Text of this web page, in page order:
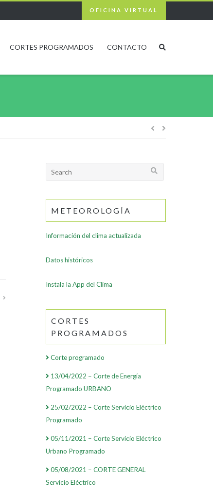
OFICINA VIRTUAL
CORTES PROGRAMADOS CONTACTO
de
Search
METEOROLOGÍA
Información del clima actualizada
Datos históricos
Instala la App del Clima
CORTES
PROGRAMADOS
Corte programado
13/04/2022 – Corte de Energía
Programado URBANO
25/02/2022 – Corte Servicio Eléctrico
Programado
05/11/2021 – Corte Servicio Eléctrico
Urbano Programado
05/08/2021 – CORTE GENERAL
Servicio Eléctrico